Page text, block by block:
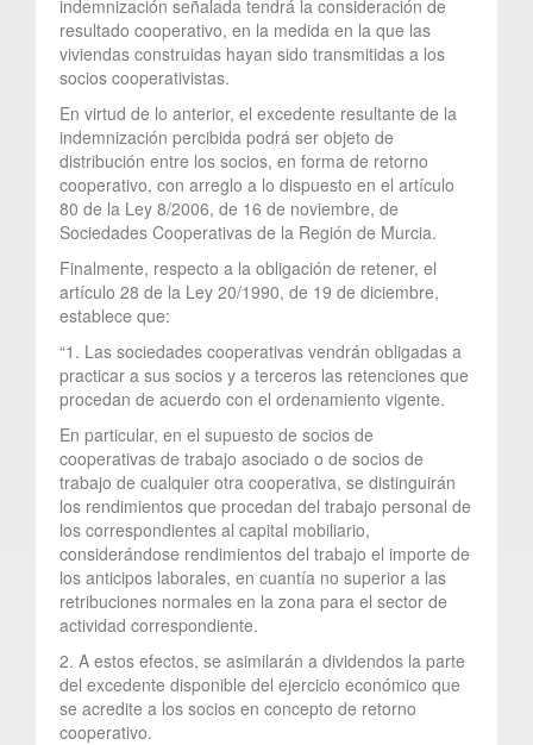
indemnización señalada tendrá la consideración de
resultado cooperativo, en la medida en la que las
viviendas construidas hayan sido transmitidas a los
socios cooperativistas.
En virtud de lo anterior, el excedente resultante de la
indemnización percibida podrá ser objeto de
distribución entre los socios, en forma de retorno
cooperativo, con arreglo a lo dispuesto en el artículo
80 de la Ley 8/2006, de 16 de noviembre, de
Sociedades Cooperativas de la Región de Murcia.
Finalmente, respecto a la obligación de retener, el
artículo 28 de la Ley 20/1990, de 19 de diciembre,
establece que:
“1. Las sociedades cooperativas vendrán obligadas a
practicar a sus socios y a terceros las retenciones que
procedan de acuerdo con el ordenamiento vigente.
En particular, en el supuesto de socios de
cooperativas de trabajo asociado o de socios de
trabajo de cualquier otra cooperativa, se distinguirán
los rendimientos que procedan del trabajo personal de
los correspondientes al capital mobiliario,
considerándose rendimientos del trabajo el importe de
los anticipos laborales, en cuantía no superior a las
retribuciones normales en la zona para el sector de
actividad correspondiente.
2. A estos efectos, se asimilarán a dividendos la parte
del excedente disponible del ejercicio económico que
se acredite a los socios en concepto de retorno
cooperativo.